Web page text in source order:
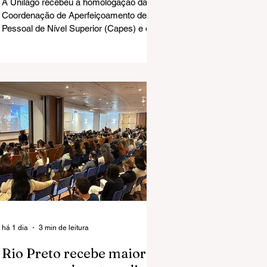
Coordenação de Aperfeiçoamento de
Pessoal de Nível Superior (Capes) e do
Rio Preto recebe maior
há 1 dia 3 min de leitura